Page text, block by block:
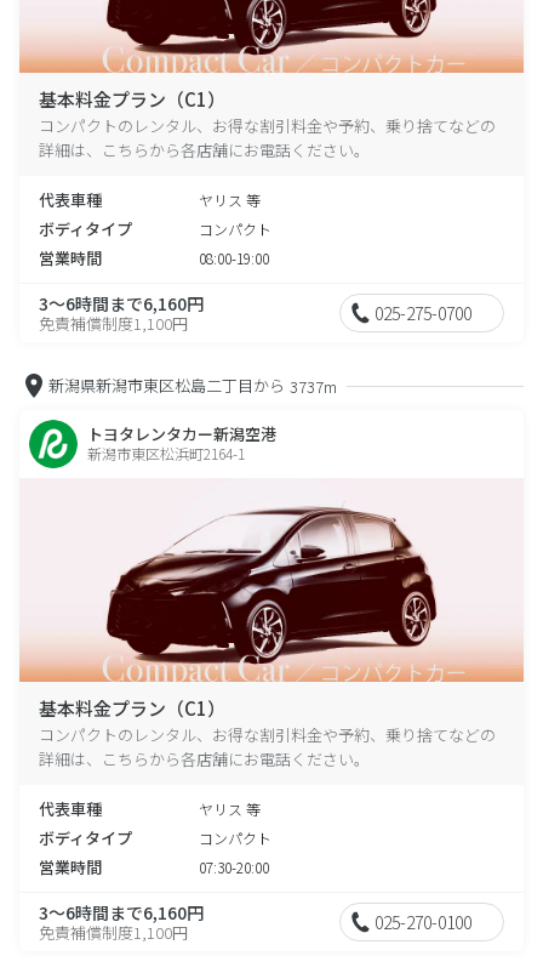
基本料金プラン（C1）
コンパクトのレンタル、お得な割引料金や予約、乗り捨てなどの
詳細は、こちらから各店舗にお電話ください。
代表車種 ヤリス 等
ボディタイプ コンパクト
営業時間 08:00-19:00
3～6時間まで6,160円
免責補償制度1,100円 025-275-0700
新潟県新潟市東区松島二丁目から 3737m
トヨタレンタカー新潟空港
新潟市東区松浜町2164-1
基本料金プラン（C1）
コンパクトのレンタル、お得な割引料金や予約、乗り捨てなどの
詳細は、こちらから各店舗にお電話ください。
代表車種 ヤリス 等
ボディタイプ コンパクト
営業時間 07:30-20:00
3～6時間まで6,160円
免責補償制度1,100円 025-270-0100